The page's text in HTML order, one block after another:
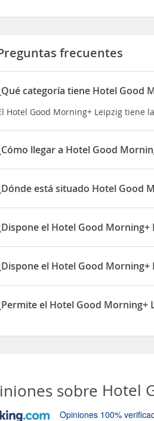
frecuentes
categoría tiene Hotel Good
Hotel Good Morning+ Leipzig tiene
llegar a Hotel Good
hotel ofrece parking. El precio por
está situado Hotel Good
Hotel Good Morning+ Leipzig está
el Hotel Good Morning+
el Hotel Good Morning+ Leipzig
el Hotel Good Morning+
el Hotel Good Morning+ Leipzig
el Hotel Good Morning+
sobre Hotel
Opiniones 100%